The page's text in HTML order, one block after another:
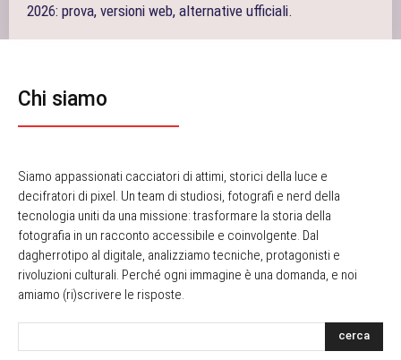
2026: prova, versioni web, alternative ufficiali.
Chi siamo
Siamo appassionati cacciatori di attimi, storici della luce e
decifratori di pixel. Un team di studiosi, fotografi e nerd della
tecnologia uniti da una missione: trasformare la storia della
fotografia in un racconto accessibile e coinvolgente. Dal
dagherrotipo al digitale, analizziamo tecniche, protagonisti e
rivoluzioni culturali. Perché ogni immagine è una domanda, e noi
amiamo (ri)scrivere le risposte.
cerca